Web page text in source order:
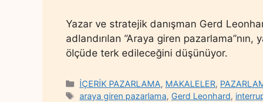
Yazar ve stratejik danışman Gerd
adlandırılan “Araya giren
ölçüde terk edileceğini düşünüyor.
Categories
İÇERİK PAZARLAMA, MAKALELER,
Tags
araya giren pazarlama, Gerd Leonhard,